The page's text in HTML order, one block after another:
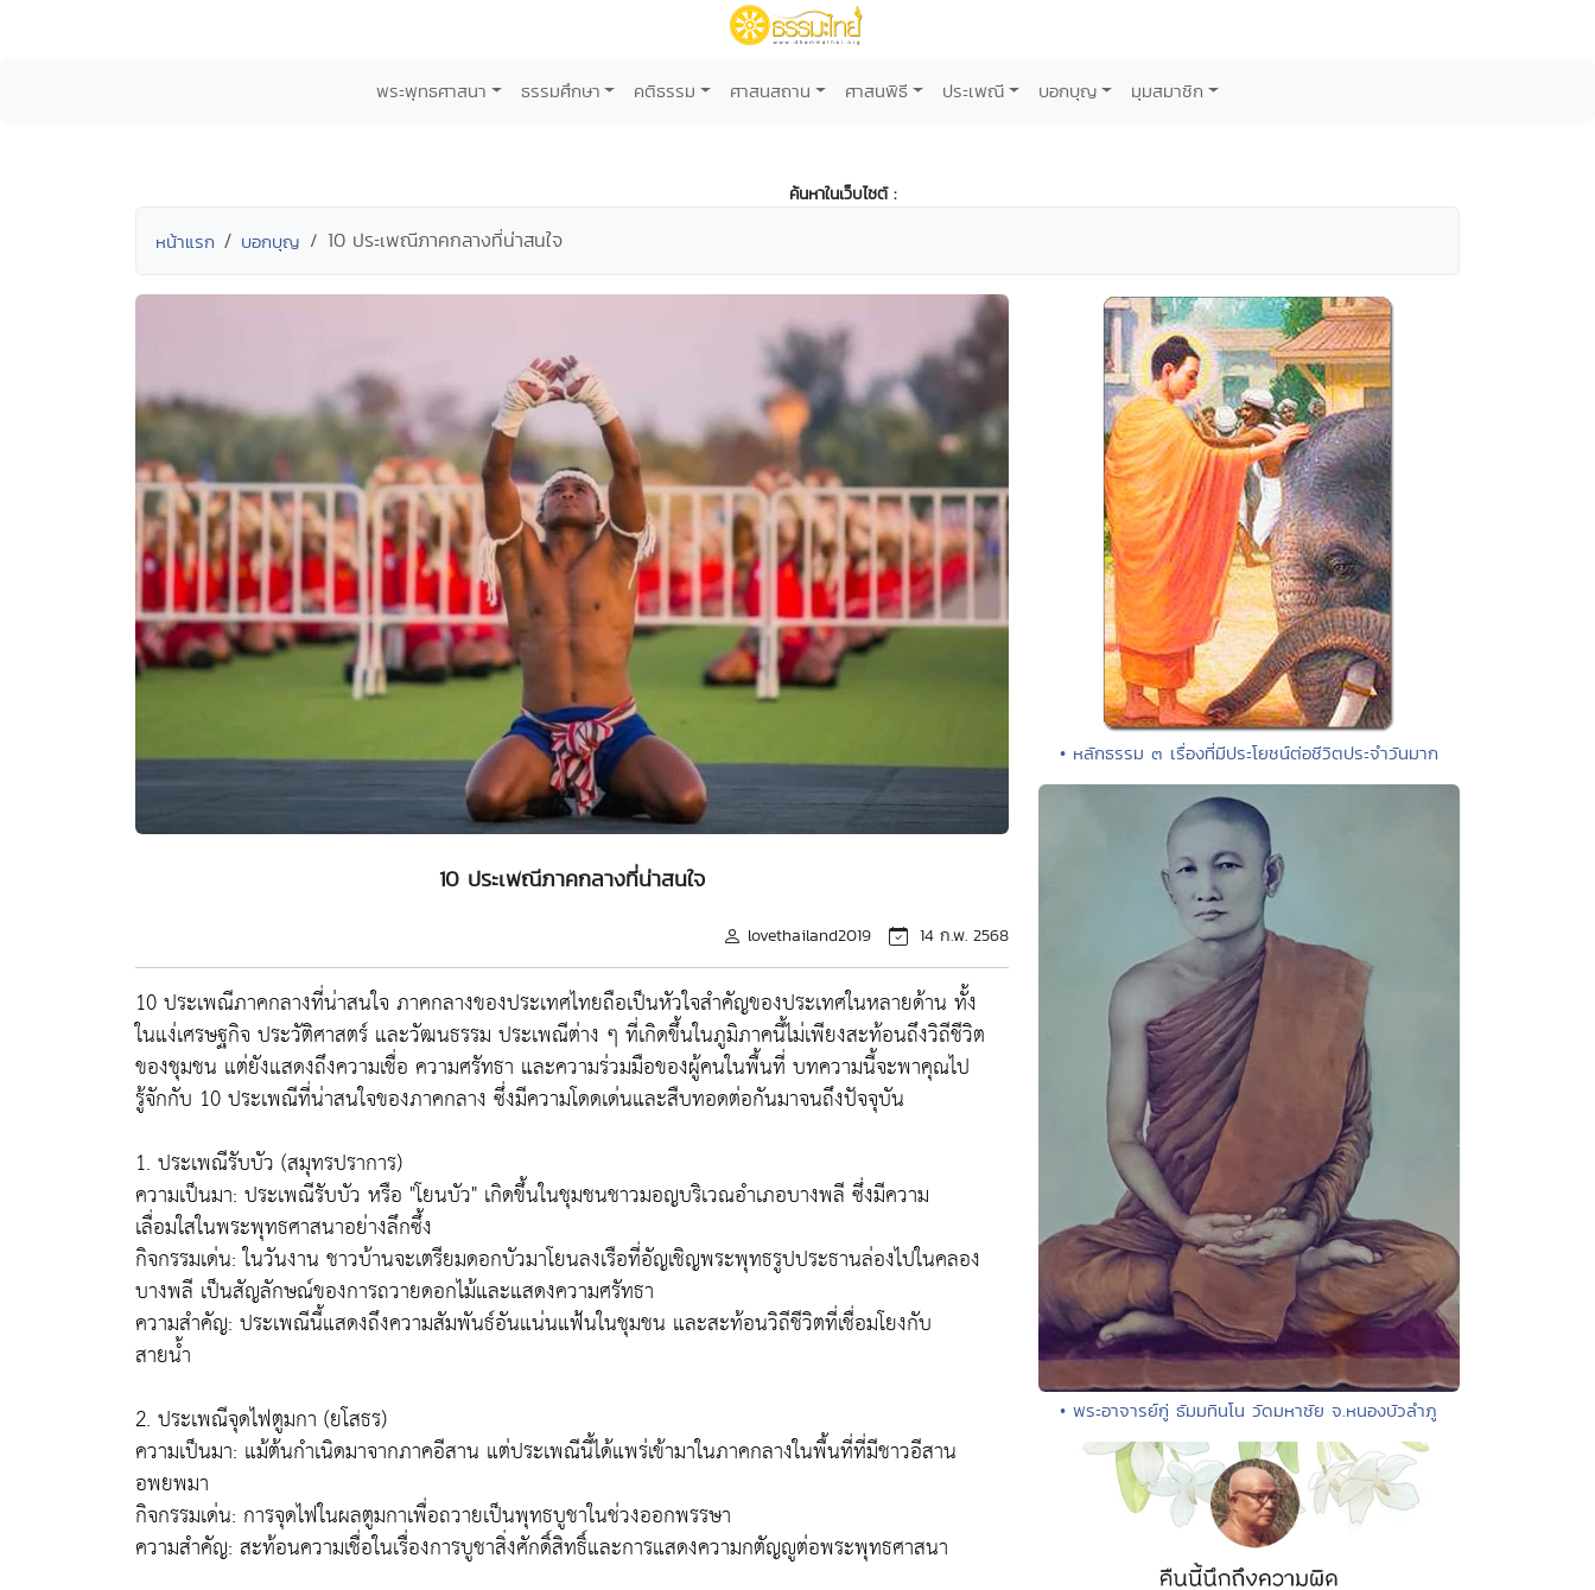
พระพุทธศาสนา ธรรมศึกษา คติธรรม ศาสนสถาน ศาสนพิธี ประเพณี บอกบุญ มุมสมาชิก
ค้นหาในเว็บไซต์ :
หน้าแรก บอกบุญ 10 ประเพณีภาคกลางที่น่าสนใจ
10 ประเพณีภาคกลางที่น่าสนใจ
lovethailand2019 14 ก.พ. 2568
10 ประเพณีภาคกลางที่น่าสนใจ ภาคกลางของประเทศไทยถือเป็นหัวใจสำคัญของประเทศในหลายด้าน ทั้ง
ในแง่เศรษฐกิจ ประวัติศาสตร์ และวัฒนธรรม ประเพณีต่าง ๆ ที่เกิดขึ้นในภูมิภาคนี้ไม่เพียงสะท้อนถึงวิถีชีวิต
ของชุมชน แต่ยังแสดงถึงความเชื่อ ความศรัทธา และความร่วมมือของผู้คนในพื้นที่ บทความนี้จะพาคุณไป
รู้จักกับ 10 ประเพณีที่น่าสนใจของภาคกลาง ซึ่งมีความโดดเด่นและสืบทอดต่อกันมาจนถึงปัจจุบัน
1. ประเพณีรับบัว (สมุทรปราการ)
ความเป็นมา: ประเพณีรับบัว หรือ "โยนบัว" เกิดขึ้นในชุมชนชาวมอญบริเวณอำเภอบางพลี ซึ่งมีความ
เลื่อมใสในพระพุทธศาสนาอย่างลึกซึ้ง
กิจกรรมเด่น: ในวันงาน ชาวบ้านจะเตรียมดอกบัวมาโยนลงเรือที่อัญเชิญพระพุทธรูปประธานล่องไปในคลอง
บางพลี เป็นสัญลักษณ์ของการถวายดอกไม้และแสดงความศรัทธา
ความสำคัญ: ประเพณีนี้แสดงถึงความสัมพันธ์อันแน่นแฟ้นในชุมชน และสะท้อนวิถีชีวิตที่เชื่อมโยงกับ
สายน้ำ
2. ประเพณีจุดไฟตูมกา (ยโสธร)
ความเป็นมา: แม้ต้นกำเนิดมาจากภาคอีสาน แต่ประเพณีนี้ได้แพร่เข้ามาในภาคกลางในพื้นที่ที่มีชาวอีสาน
อพยพมา
กิจกรรมเด่น: การจุดไฟในผลตูมกาเพื่อถวายเป็นพุทธบูชาในช่วงออกพรรษา
ความสำคัญ: สะท้อนความเชื่อในเรื่องการบูชาสิ่งศักดิ์สิทธิ์และการแสดงความกตัญญูต่อพระพุทธศาสนา
• หลักธรรม ๓ เรื่องที่มีประโยชน์ต่อชีวิตประจำวันมาก
• พระอาจารย์กู่ ธัมมทินโน วัดมหาชัย จ.หนองบัวลำภู